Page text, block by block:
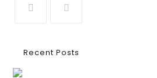
Recent Posts